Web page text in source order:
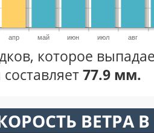
апр май июн июл авг
которое
77.9 мм.
ВЕТРА